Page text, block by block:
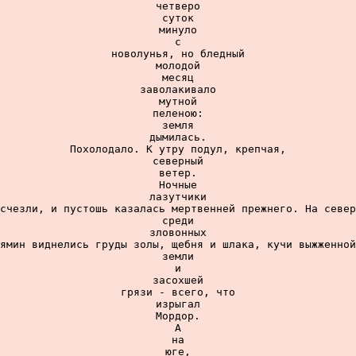
четверо
суток
минуло
с
новолунья, но бледный
молодой
месяц
заволакивало
мутной
пеленою:
земля
дымилась.
Похолодало. К утру подул, крепчая,
северный
ветер.
Ночные
лазутчики
и пустошь казалась мертвенней прежнего. На
среди
зловонных
ямин виднелись груды золы, щебня и шлака, кучи выжженной
земли
и
засохшей
грязи - всего, что
изрыгал
Мордор.
А
на
юге,